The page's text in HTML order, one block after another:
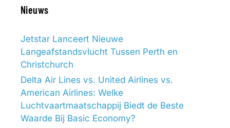
Nieuws
Jetstar Lanceert Nieuwe
Langeafstandsvlucht Tussen Perth en
Christchurch
Delta Air Lines vs. United Airlines vs.
American Airlines: Welke
Luchtvaartmaatschappij Biedt de Beste
Waarde Bij Basic Economy?